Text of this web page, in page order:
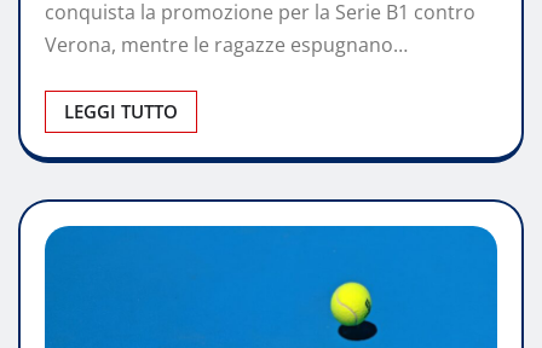
conquista la promozione per la Serie B1 contro
Verona, mentre le ragazze espugnano…
LEGGI TUTTO